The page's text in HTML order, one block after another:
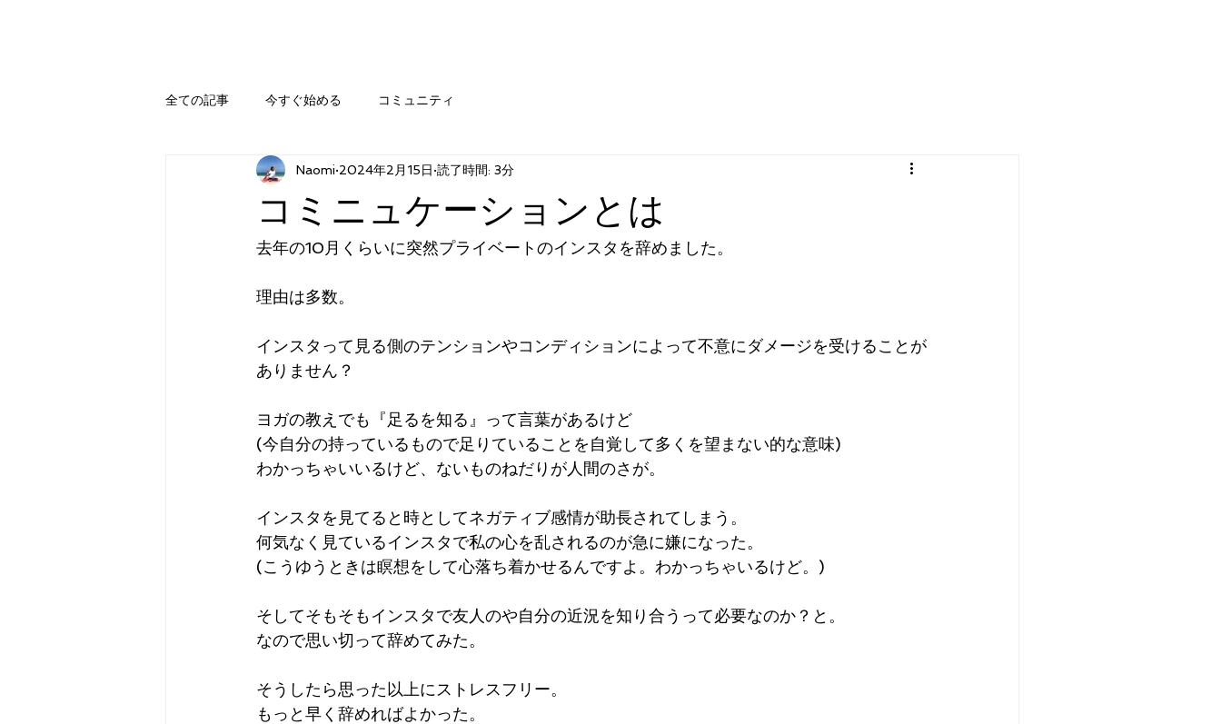
全ての記事 今すぐ始める コミュニティ
コミニュケーションとは
Naomi 2024年2月15日 読了時間: 3分
去年の10月くらいに突然プライベートのインスタを辞めました。
理由は多数。
インスタって見る側のテンションやコンディションによって不意にダメージを受けることが
ありません？
ヨガの教えでも『足るを知る』って言葉があるけど
(今自分の持っているもので足りていることを自覚して多くを望まない的な意味)
わかっちゃいいるけど、ないものねだりが人間のさが。
インスタを見てると時としてネガティブ感情が助長されてしまう。
何気なく見ているインスタで私の心を乱されるのが急に嫌になった。
(こうゆうときは瞑想をして心落ち着かせるんですよ。わかっちゃいるけど。)
そしてそもそもインスタで友人のや自分の近況を知り合うって必要なのか？と。
なので思い切って辞めてみた。
そうしたら思った以上にストレスフリー。
もっと早く辞めればよかった。